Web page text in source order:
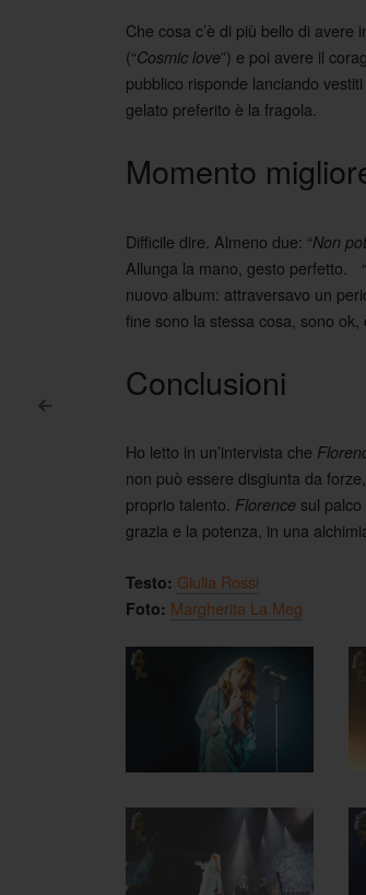
Post
<
Che cosa c’è di più bello di
(“Cosmic love”) e poi avere il
pubblico risponde lanciando
gelato preferito è la fragola.
Momento
Difficile dire. Almeno due: “Non
Allunga la mano, gesto perfetto. “
nuovo album: attraversavo un
fine sono la stessa cosa, sono ok,
Conclusioni
Ho letto in un’intervista che
non può essere disgiunta da
proprio talento. Florence sul
grazia e la potenza, in una
Testo: Giulia Rossi
Foto: Margherita La Meg